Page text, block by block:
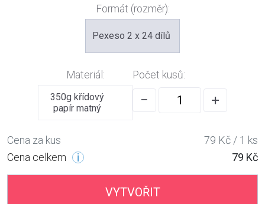
Formát (rozměr):
Pexeso 2 x 24 dílů
Materiál:
350g křídový
papír matný
Počet kusů:
− +
Cena za kus
79 Kč / 1 ks
Cena celkem
79 Kč
VYTVOŘIT